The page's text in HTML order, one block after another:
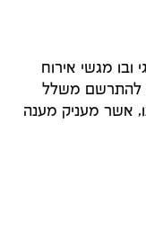
ובו מגשי אירוח
להתרשם משלל
אשר מעניק מענה